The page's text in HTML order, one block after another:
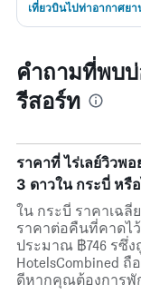
เที่ยวบินไปท่าอากาศย
คำถามที่พบบ่
รีสอร์ท
ราคาที่ ไร่เลย์วิวพ
3 ดาวใน กระบี่ หรื
ใน กระบี่ ราคาเฉลี่
ราคาต่อคืนที่คาดไ
ประมาณ ฿746 รซึ่ง
HotelsCombined
ดีหากคุณต้องการพั